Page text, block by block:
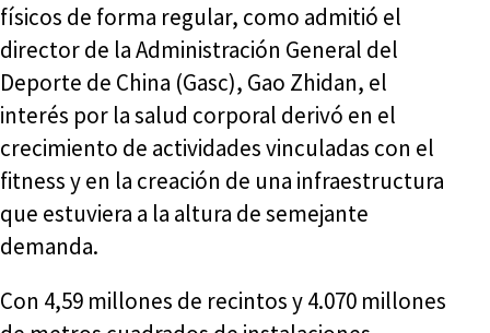
físicos de forma regular, como admitió el
director de la Administración General del
Deporte de China (Gasc), Gao Zhidan, el
interés por la salud corporal derivó en el
crecimiento de actividades vinculadas con el
fitness y en la creación de una infraestructura
que estuviera a la altura de semejante
demanda.
Con 4,59 millones de recintos y 4.070 millones